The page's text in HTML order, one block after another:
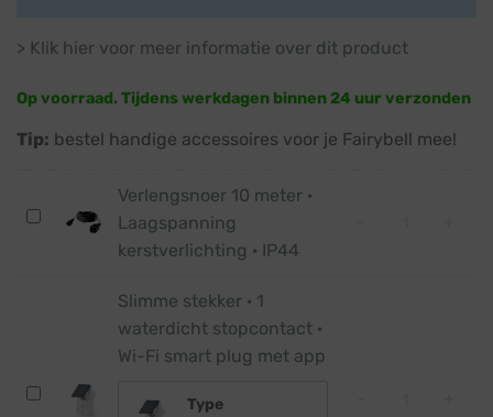
> Klik hier voor meer informatie over dit product
Op voorraad. Tijdens werkdagen binnen 24 uur verzonden
Tip: bestel handige accessoires voor je Fairybell mee!
Verlengsnoer
IP44
Verlengsnoer 10 meter ·
Laagspanning
kerstverlichting · IP44
Slimme
Slimme stekker · 1
waterdicht stopcontact ·
Wi-Fi smart plug met app
Type